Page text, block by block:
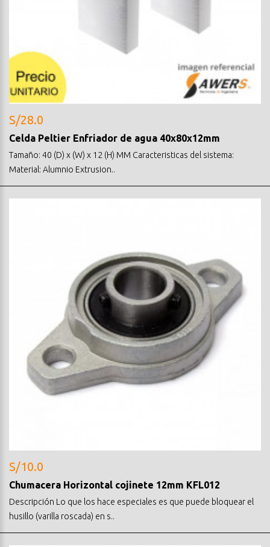
S/28.0
Celda Peltier Enfriador de agua 40x80x12mm
Tamaño: 40 (D) x (W) x 12 (H) MM Caracteristicas del sistema:
Material: Alumnio Extrusion..
S/10.0
Chumacera Horizontal cojinete 12mm KFL012
Descripción Lo que los hace especiales es que puede bloquear el
husillo (varilla roscada) en s..